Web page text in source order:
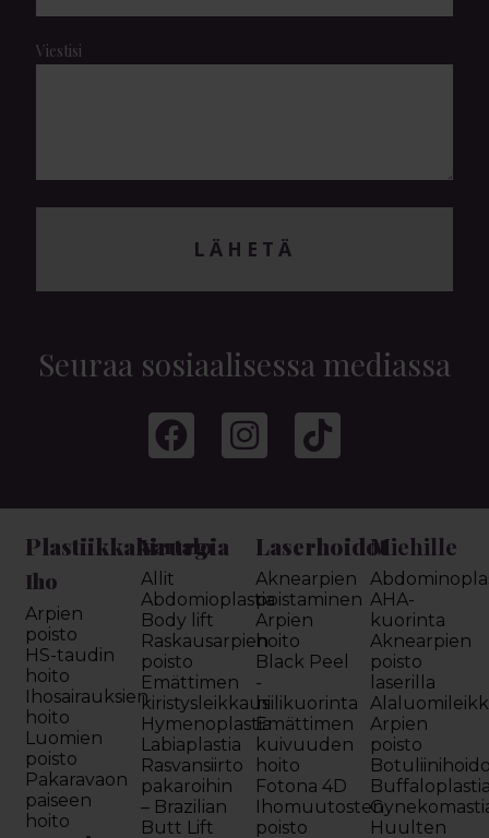
Viestisi
LÄHETÄ
Seuraa sosiaalisessa mediassa
Plastiikkakirurgia
Iho
Arpien
poisto
HS-taudin
hoito
Ihosairauksien
hoito
Luomien
poisto
Pakaravaon
paiseen
hoito
Vartalo
Allit
Abdomioplastia
Body lift
Raskausarpien
poisto
Emättimen
kiristysleikkaus
Hymenoplastia
Labiaplastia
Rasvansiirto
pakaroihin
– Brazilian
Butt Lift
Laserhoidot
Aknearpien
poistaminen
Arpien
hoito
Black Peel
-
hiilikuorinta
Emättimen
kuivuuden
hoito
Fotona 4D
Ihomuutosten
poisto
Miehille
AHA-
kuorinta
Aknearpien
poisto
laserilla
Arpien
poisto
Huulten